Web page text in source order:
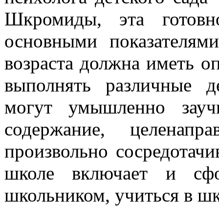
Шкромиды, эта
основными
возраста должна иметь
выполнять различные
могут умышленно
содержание,
произвольно
школе включает и
школьником, учиться в